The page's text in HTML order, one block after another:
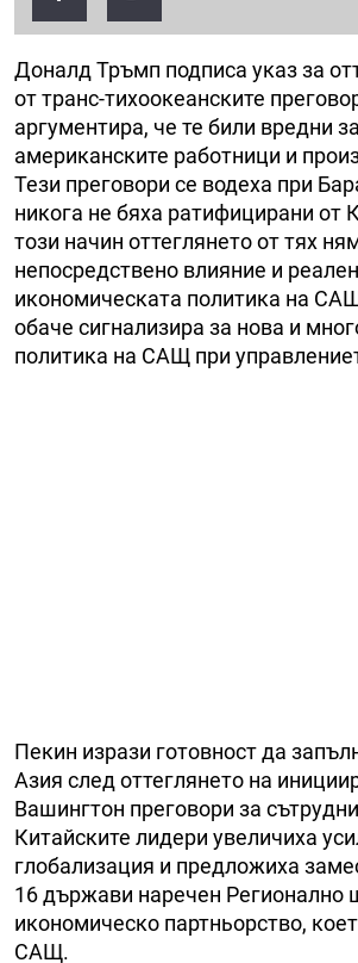
Доналд Тръмп подписа указ за
от транс-тихоокеанските
аргументира, че те били вредни за
американските работници и
Тези преговори се водеха при
никога не бяха ратифицирани от
този начин оттеглянето от тях
непосредствено влияние и
икономическата политика на
обаче сигнализира за нова и
политика на САЩ при
Пекин изрази готовност да
Азия след оттеглянето на
Вашингтон преговори за
Китайските лидери увеличиха
глобализация и предложиха
16 държави наречен Регионално
икономическо партньорство,
САЩ.